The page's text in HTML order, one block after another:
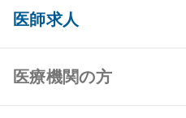
クリニック開業 TOP
クリニック物件検索
医師求人
医師求人 TOP
常勤求人検索
医療機関の方